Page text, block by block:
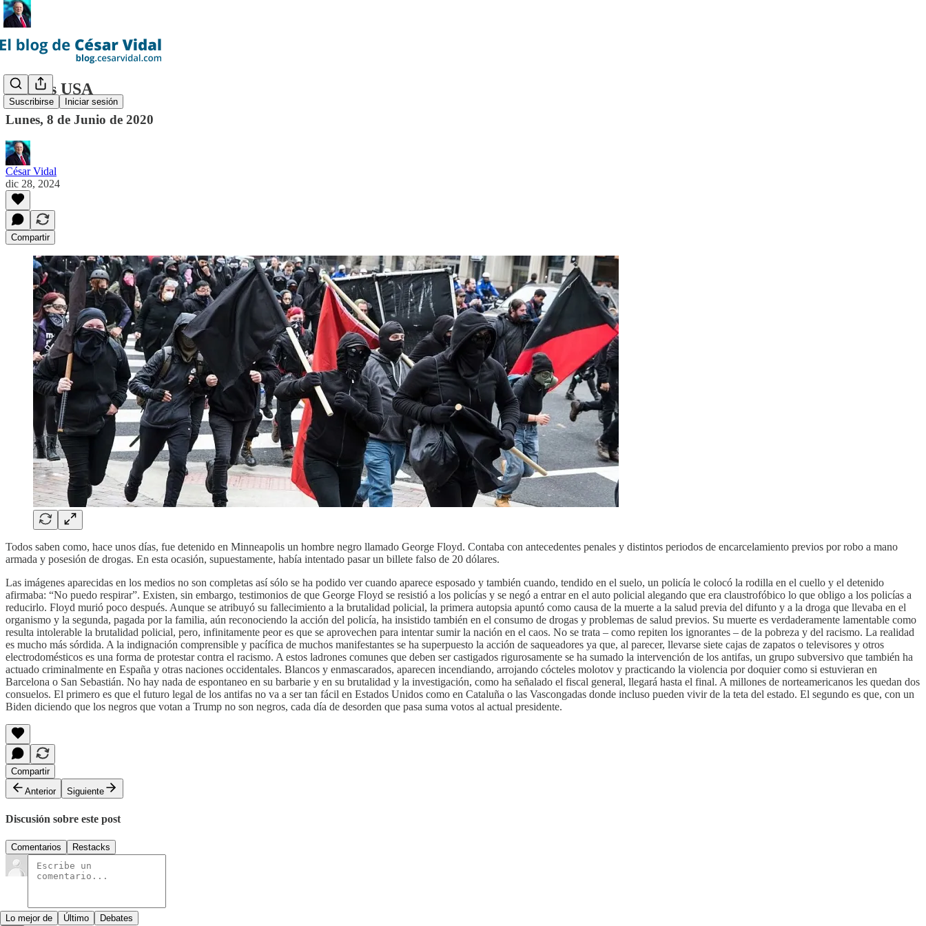
Suscribirse Iniciar sesión
Antifas USA
Lunes, 8 de Junio de 2020
César Vidal
dic 28, 2024
Compartir
Todos saben como, hace unos días, fue detenido en Minneapolis un hombre negro llamado George Floyd. Contaba con antecedentes penales y distintos periodos de encarcelamiento previos por robo a mano
armada y posesión de drogas. En esta ocasión, supuestamente, había intentado pasar un billete falso de 20 dólares.
Las imágenes aparecidas en los medios no son completas así sólo se ha podido ver cuando aparece esposado y también cuando, tendido en el suelo, un policía le colocó la rodilla en el cuello y el detenido
afirmaba: “No puedo respirar”. Existen, sin embargo, testimonios de que George Floyd se resistió a los policías y se negó a entrar en el auto policial alegando que era claustrofóbico lo que obligo a los policías a
reducirlo. Floyd murió poco después. Aunque se atribuyó su fallecimiento a la brutalidad policial, la primera autopsia apuntó como causa de la muerte a la salud previa del difunto y a la droga que llevaba en el
organismo y la segunda, pagada por la familia, aún reconociendo la acción del policía, ha insistido también en el consumo de drogas y problemas de salud previos. Su muerte es verdaderamente lamentable como
resulta intolerable la brutalidad policial, pero, infinitamente peor es que se aprovechen para intentar sumir la nación en el caos. No se trata – como repiten los ignorantes – de la pobreza y del racismo. La realidad
es mucho más sórdida. A la indignación comprensible y pacífica de muchos manifestantes se ha superpuesto la acción de saqueadores ya que, al parecer, llevarse siete cajas de zapatos o televisores y otros
electrodomésticos es una forma de protestar contra el racismo. A estos ladrones comunes que deben ser castigados rigurosamente se ha sumado la intervención de los antifas, un grupo subversivo que también ha
actuado criminalmente en España y otras naciones occidentales. Blancos y enmascarados, aparecen incendiando, arrojando cócteles molotov y practicando la violencia por doquier como si estuvieran en
Barcelona o San Sebastián. No hay nada de espontaneo en su barbarie y en su brutalidad y la investigación, como ha señalado el fiscal general, llegará hasta el final. A millones de norteamericanos les quedan dos
consuelos. El primero es que el futuro legal de los antifas no va a ser tan fácil en Estados Unidos como en Cataluña o las Vascongadas donde incluso pueden vivir de la teta del estado. El segundo es que, con un
Biden diciendo que los negros que votan a Trump no son negros, cada día de desorden que pasa suma votos al actual presidente.
Compartir
Anterior
Siguiente
Discusión sobre este post
Comentarios Restacks
Lo mejor de Último Debates